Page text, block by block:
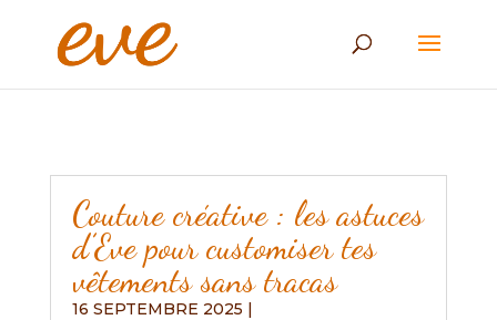
Couture créative : les astuces
d’Eve pour customiser tes
vêtements sans tracas
16 SEPTEMBRE 2025 |